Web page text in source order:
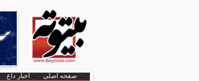
صفحه اصلی اخبار داغ